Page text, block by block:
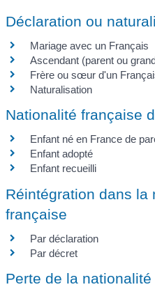
Déclaration ou
Mariage avec un Français
Ascendant (parent ou
Frère ou sœur d'un
Naturalisation
Nationalité française
Enfant né en France de
Enfant adopté
Enfant recueilli
Réintégration dans la
française
Par déclaration
Par décret
Perte de la